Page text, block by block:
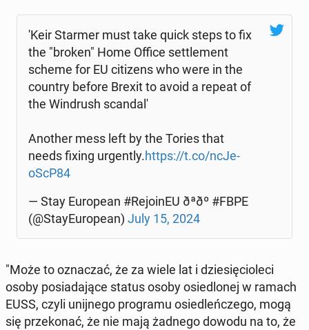
'Keir Starmer must take quick steps to fix
the "broken" Home Office set­tle­ment
scheme for EU ci­ti­zens who were in the
country before Brexit to avoid a repeat of
the Win­drush scan­da­l'
Another mess left by the Tories that
needs fixing urgen­tly.https://t.co/ncJe­
oScP84
— Stay Eu­ro­pe­an #Re­jo­inEU ðªðº #FBPE
(@Stay­Eu­ro­pe­an) July 15, 2024
"Może to ozna­czać, że za wiele lat i dzie­się­cio­le­ci
osoby po­sia­da­ją­ce status osoby osie­dlo­nej w ramach
EUSS, czyli unij­ne­go pro­gra­mu osie­dleń­cze­go, mogą
się prze­ko­nać, że nie mają żadnego dowodu na to, że